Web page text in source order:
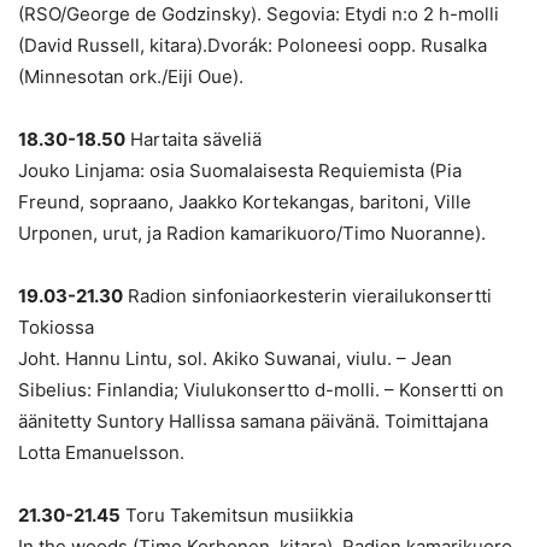
(RSO/George de Godzinsky). Segovia: Etydi n:o 2 h-molli
(David Russell, kitara).Dvorák: Poloneesi oopp. Rusalka
(Minnesotan ork./Eiji Oue).
18.30-18.50 Hartaita säveliä
Jouko Linjama: osia Suomalaisesta Requiemista (Pia
Freund, sopraano, Jaakko Kortekangas, baritoni, Ville
Urponen, urut, ja Radion kamarikuoro/Timo Nuoranne).
19.03-21.30 Radion sinfoniaorkesterin vierailukonsertti
Tokiossa
Joht. Hannu Lintu, sol. Akiko Suwanai, viulu. – Jean
Sibelius: Finlandia; Viulukonsertto d-molli. – Konsertti on
äänitetty Suntory Hallissa samana päivänä. Toimittajana
Lotta Emanuelsson.
21.30-21.45 Toru Takemitsun musiikkia